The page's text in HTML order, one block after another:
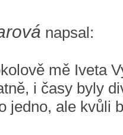
napsal:
mě Iveta
i časy byly
jedno, ale kvůli